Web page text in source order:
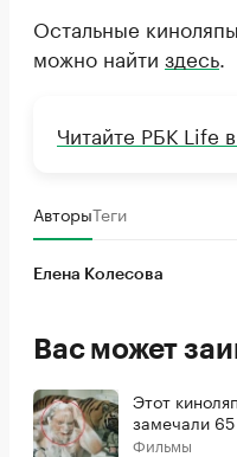
Остальные
можно найти здесь
Читайте РБК Life
АвторыТеги
Елена Колесова
Вас может
Этот
замечали
Фильмы